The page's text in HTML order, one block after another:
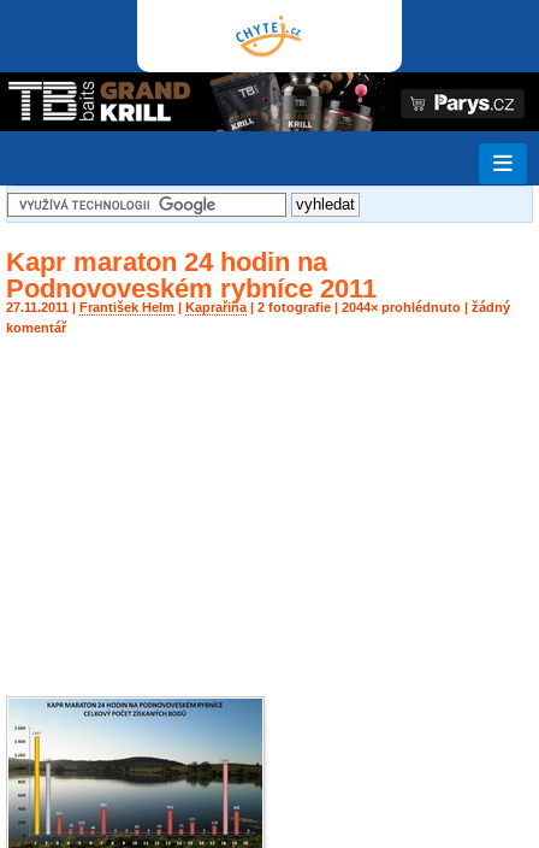
Kapr maraton 24 hodin na
Podnovoveském rybníce 2011
27.11.2011 | František Helm Kaprařina | 2 fotografie | 2044× prohlédnuto | žádný
komentář